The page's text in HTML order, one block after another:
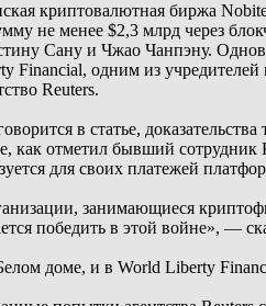
криптовалютная биржа
не менее $2,3 млрд через
Сану и Чжао Чанпэну.
Financial, одним из
Reuters.
в статье,
как отметил бывший
для своих платежей
занимающиеся
победить в этой войне», —
доме, и в World Liberty